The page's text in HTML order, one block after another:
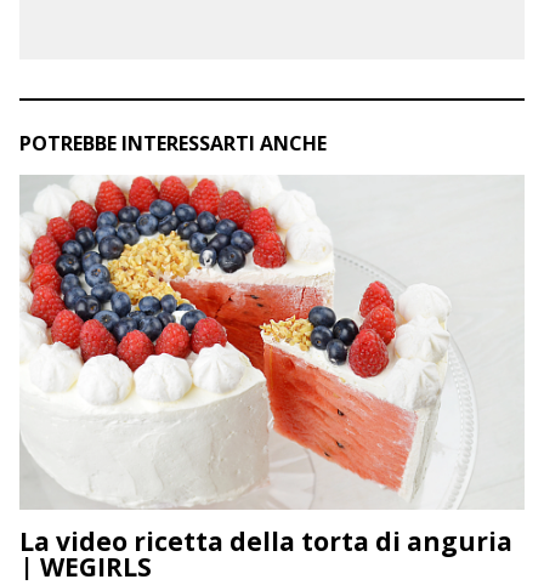
POTREBBE INTERESSARTI ANCHE
La video ricetta della torta di anguria
| WEGIRLS